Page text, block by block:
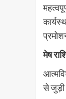
मेष
से जुड़ी